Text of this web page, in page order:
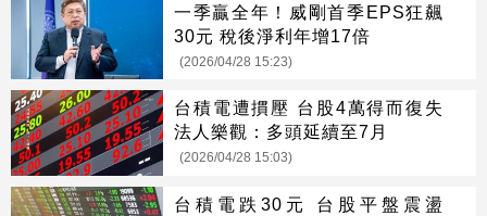
一季贏全年！威剛首季EPS狂飆
30元 稅後淨利年增17倍
(2026/04/28 15:23)
台積電遭摜壓 台股4萬得而復失
法人樂觀：多頭延續至7月
(2026/04/28 15:03)
台積電跌30元 台股平盤震盪